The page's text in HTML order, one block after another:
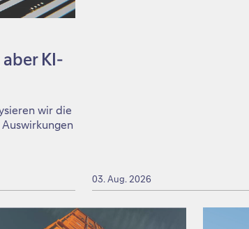
KI-
wir die
03. Aug. 2026